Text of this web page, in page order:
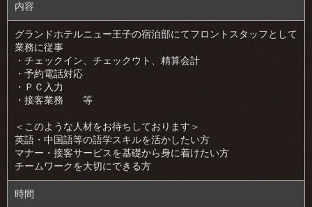
内容
グランドホテルニュー王子の宿泊部にてフロントスタッフとして
業務に従事
・チェックイン、チェックウト、精算会計
・予約電話対応
・ＰＣ入力
・接客業務 等
＜このような人材をお待ちしております＞
英語・中国語等の語学スキルを活かしたい方
マナー・接客サービスを基礎から身に着けたい方
チームワークを大切にできる方
時間